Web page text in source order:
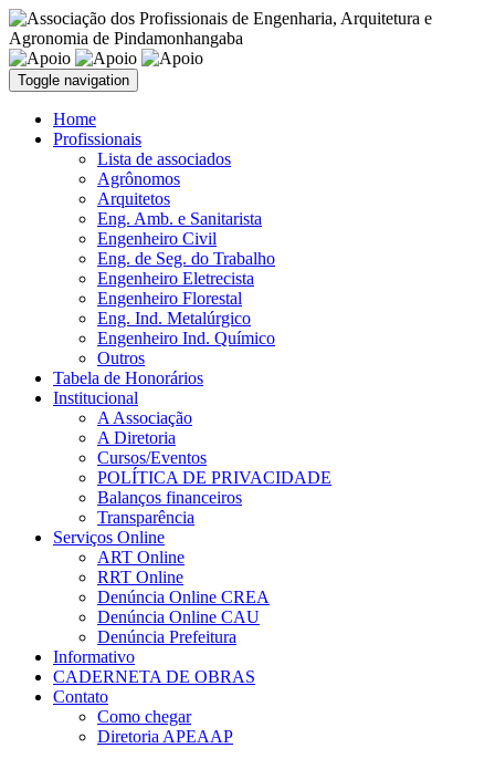
Toggle navigation
Home
Profissionais
Lista de associados
Agrônomos
Arquitetos
Eng. Amb. e Sanitarista
Engenheiro Civil
Eng. de Seg. do Trabalho
Engenheiro Eletrecista
Engenheiro Florestal
Eng. Ind. Metalúrgico
Engenheiro Ind. Químico
Outros
Tabela de Honorários
Institucional
A Associação
A Diretoria
Cursos/Eventos
POLÍTICA DE PRIVACIDADE
Balanços financeiros
Transparência
Serviços Online
ART Online
RRT Online
Denúncia Online CREA
Denúncia Online CAU
Denúncia Prefeitura
Informativo
CADERNETA DE OBRAS
Contato
Como chegar
Diretoria APEAAP